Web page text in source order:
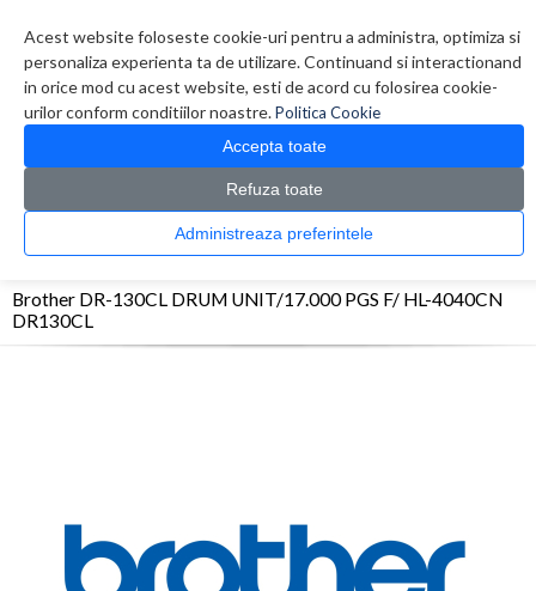
Acest website foloseste cookie-uri pentru a administra, optimiza si
personaliza experienta ta de utilizare. Continuand si interactionand
in orice mod cu acest website, esti de acord cu folosirea cookie-
urilor conform conditiilor noastre.Politica Cookie
Accepta toate
Refuza toate
Administreaza preferintele
0 produs(e)
CATALOG PRODUSE
Consumabile originale > OPC/Drum/Printhead
Brother DR-130CL DRUM UNIT/17.000 PGS F/ HL-4040CN
DR130CL